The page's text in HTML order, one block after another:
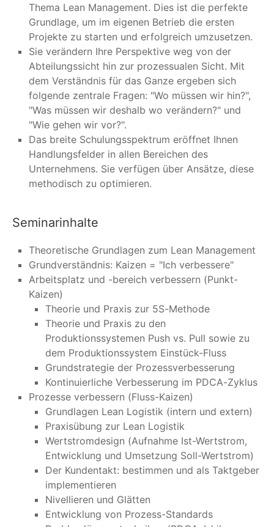
Thema Lean Management. Dies ist die perfekte
Grundlage, um im eigenen Betrieb die ersten
Projekte zu starten und erfolgreich umzusetzen.
Sie verändern Ihre Perspektive weg von der
Abteilungssicht hin zur prozessualen Sicht. Mit
dem Verständnis für das Ganze ergeben sich
folgende zentrale Fragen: "Wo müssen wir hin?",
"Was müssen wir deshalb wo verändern?" und
"Wie gehen wir vor?".
Das breite Schulungsspektrum eröffnet Ihnen
Handlungsfelder in allen Bereichen des
Unternehmens. Sie verfügen über Ansätze, diese
methodisch zu optimieren.
Seminarinhalte
Theoretische Grundlagen zum Lean Management
Grundverständnis: Kaizen = "Ich verbessere"
Arbeitsplatz und -bereich verbessern (Punkt-
Kaizen)
Theorie und Praxis zur 5S-Methode
Theorie und Praxis zu den
Produktionssystemen Push vs. Pull sowie zu
dem Produktionssystem Einstück-Fluss
Grundstrategie der Prozessverbesserung
Kontinuierliche Verbesserung im PDCA-Zyklus
Prozesse verbessern (Fluss-Kaizen)
Grundlagen Lean Logistik (intern und extern)
Praxisübung zur Lean Logistik
Wertstromdesign (Aufnahme Ist-Wertstrom,
Entwicklung und Umsetzung Soll-Wertstrom)
Der Kundentakt: bestimmen und als Taktgeber
implementieren
Nivellieren und Glätten
Entwicklung von Prozess-Standards